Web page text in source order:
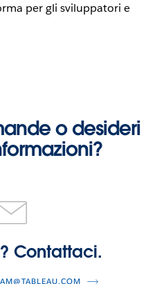
per gli sviluppatori e
o desideri
Contattaci.